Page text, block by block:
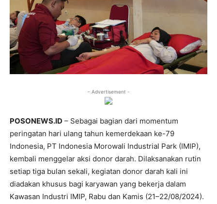
- Advertisement -
POSONEWS.ID – Sebagai bagian dari momentum
peringatan hari ulang tahun kemerdekaan ke-79
Indonesia, PT Indonesia Morowali Industrial Park (IMIP),
kembali menggelar aksi donor darah. Dilaksanakan rutin
setiap tiga bulan sekali, kegiatan donor darah kali ini
diadakan khusus bagi karyawan yang bekerja dalam
Kawasan Industri IMIP, Rabu dan Kamis (21–22/08/2024).